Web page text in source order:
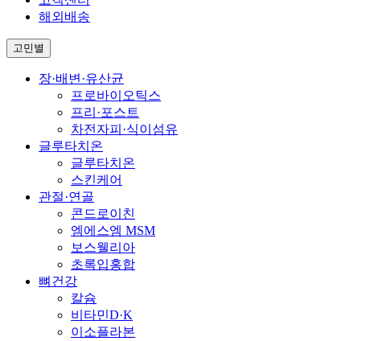
해외배송
고민별
장·배변·유산균
프로바이오틱스
프리·포스트
차전자피·식이섬유
글루타치온
글루타치온
스킨케어
관절·연골
콘드로이친
엠에스엠 MSM
보스웰리아
초록입홍합
뼈건강
칼슘
비타민D·K
이소플라본